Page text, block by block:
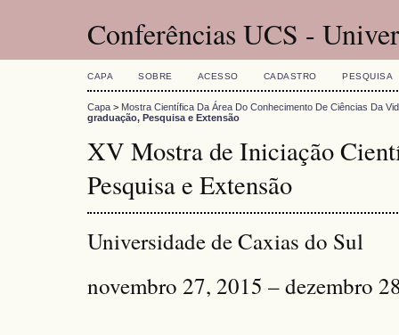
Conferências UCS -
CAPA SOBRE ACESSO CADASTRO PESQUISA
Capa > Mostra Científica Da Área Do Conhecimento De Ciências Da
graduação, Pesquisa e Extensão
XV Mostra de Iniciação
Pesquisa e Extensão
Universidade de Caxias do Sul
novembro 27, 2015 – dezembro